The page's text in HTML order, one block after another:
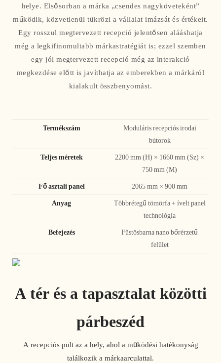
helye. Elsősorban a márka „csendes nagyköveteként”
működik, közvetlenül tükrözi a vállalat imázsát és értékeit.
Egy rosszul megtervezett recepció jelentősen alááshatja
még a legkifinomultabb márkastratégiát is; ezzel szemben
egy jól megtervezett recepció még az interakció
megkezdése előtt is javíthatja az emberekben a márkáról
kialakult összbenyomást.
Termékszám
Moduláris recepciós irodai
bútorok
Teljes méretek
2200 mm (H) × 1660 mm (Sz) ×
750 mm (M)
Fő asztali panel 2065 mm × 900 mm
Anyag
Többrétegű tömörfa + ívelt panel
technológia
Befejezés
Füstösbarna nano bőrérzetű
felület
A tér és a tapasztalat közötti
párbeszéd
A recepciós pult az a hely, ahol a működési hatékonyság
találkozik a márkaarculattal.